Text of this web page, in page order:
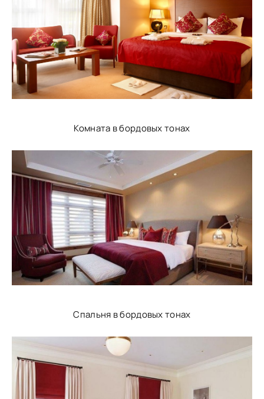
Комната в бордовых тонах
Спальня в бордовых тонах